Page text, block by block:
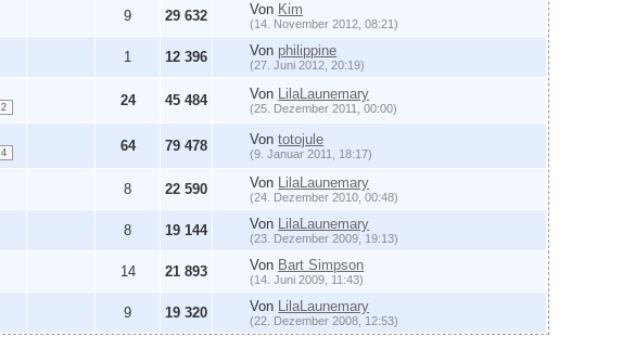
9 29 632 Von Kim
(14. November 2012, 08:21)
1 12 396 Von philippine
(27. Juni 2012, 20:19)
2 24 45 484 Von LilaLaunemary
(25. Dezember 2011, 00:00)
4 64 79 478 Vontotojule
(9. Januar 2011, 18:17)
8 22 590 Von LilaLaunemary
(24. Dezember 2010, 00:48)
8 19 144 Von LilaLaunemary
(23. Dezember 2009, 19:13)
14 21 893 Von Bart Simpson
(14. Juni 2009, 11:43)
9 19 320 Von LilaLaunemary
(22. Dezember 2008, 12:53)